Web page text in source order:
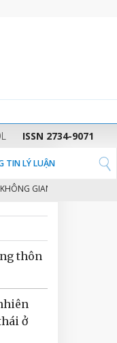
ISSN 2734-9071
TIN LÝ LUẬN
GIAN VŨ TRỤ VÀ NHỮNG
thôn
ở